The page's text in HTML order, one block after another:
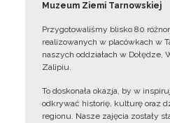
Muzeum Ziemi Tarnowskiej
Przygotowaliśmy blisko 80
realizowanych w placówkach w
naszych oddziałach w Dołędze,
Zalipiu.
To doskonała okazja, by w
odkrywać historię, kulturę oraz
regionu. Nasze zajęcia zostały